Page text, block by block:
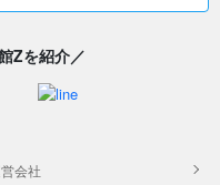
Zを紹介／
会社